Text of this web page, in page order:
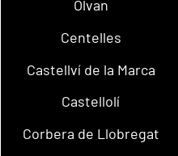
Olvan
Centelles
Castellví de la Marca
Castellolí
Corbera de Llobregat